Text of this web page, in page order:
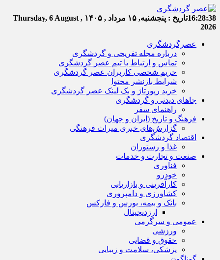
16:28:38تاریخ : پنجشنبه, ۱۵ مرداد , ۱۴۰۵
Thursday, 6 August ,
2026
عصرگردشگری
درباره مجله تفریحی و گردشگری
تماس و ارتباط با تیم عصر گردشگری
حریم شخصی کاربران عصر گردشگری
شرایط بازنشر محتوا
خرید رپورتاژ و بک لینک عصر گردشگری
جاهای دیدنی و گردشگری
راهنمای سفر
فرهنگ و تاریخ (ایران و جهان)
گزارش‌های خبری میراث فرهنگی
اقتصاد گردشگری
غذا و رستوران
صنعت و تجارت و خدمات
فناوری
خودرو
کارآفرینی و بازاریابی
کشاورزی و دامپروری
بانک و بیمه، بورس و فارکس
ارزدیجیتال
عمومی و سرگرمی
ورزشی
حقوق و قضایی
پزشکی، سلامت و زیبایی